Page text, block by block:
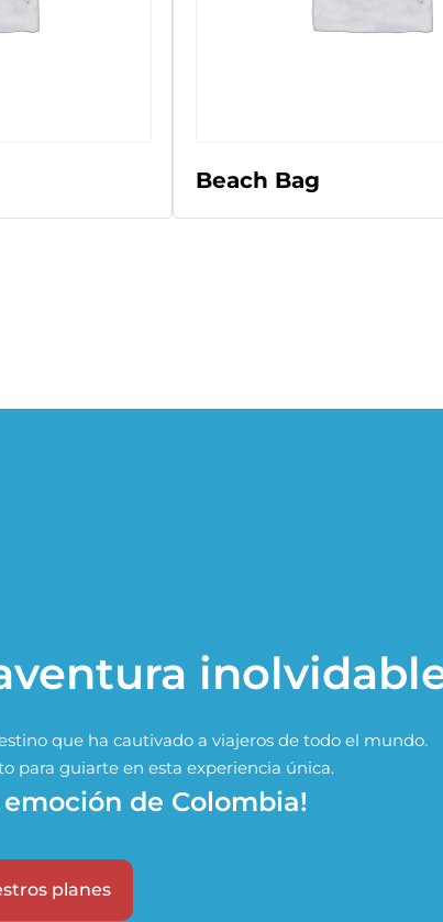
Beach Bag
que ha cautivado a viajeros de todo el mundo.
para guiarte en esta experiencia única.
emoción de Colombia!
planes